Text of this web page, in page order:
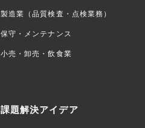
製造業（品質検査・点検業務）
保守・メンテナンス
小売・卸売・飲食業
課題解決アイデア